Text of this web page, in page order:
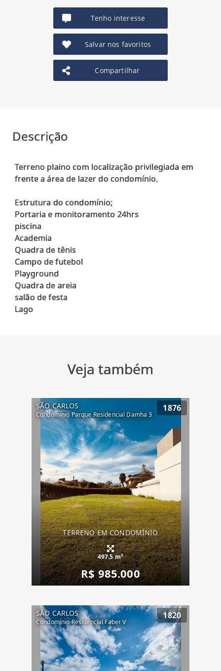
Tenho interesse
Salvar nos favoritos
Compartilhar
Descrição
Terreno plaino com localização privilegiada em
frente a área de lazer do condomínio.
Estrutura do condomínio;
Portaria e monitoramento 24hrs
piscina
Academia
Quadra de tênis
Campo de futebol
Playground
Quadra de areia
salão de festa
Veja também
SÃO CARLOS
Condomínio Parque Residencial Damha 3
1876
TERRENO EM CONDOMÍNIO
497.5 m²
R$ 985.000
SÃO CARLOS
Condomínio Residencial Faber V
1820